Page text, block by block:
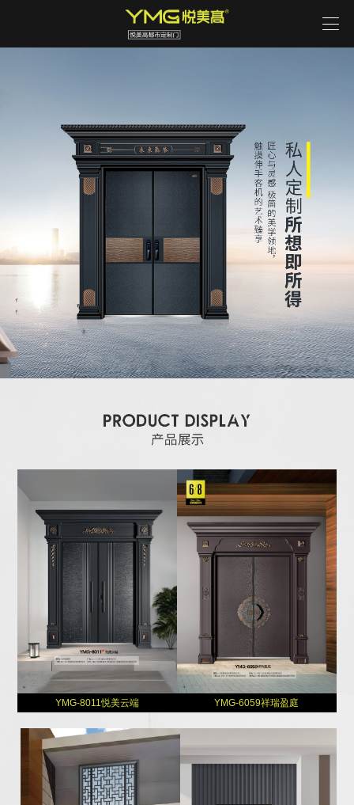
YMG-8011悦美云端 YMG-6059祥瑞盈庭